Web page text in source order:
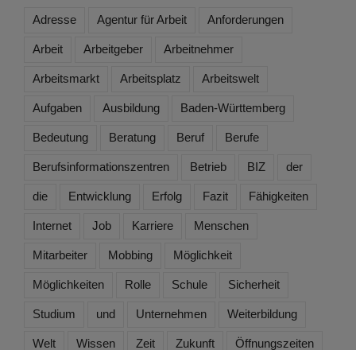
Adresse Agentur für Arbeit Anforderungen
Arbeit Arbeitgeber Arbeitnehmer
Arbeitsmarkt Arbeitsplatz Arbeitswelt
Aufgaben Ausbildung Baden-Württemberg
Bedeutung Beratung Beruf Berufe
Berufsinformationszentren Betrieb BIZ der
die Entwicklung Erfolg Fazit Fähigkeiten
Internet Job Karriere Menschen
Mitarbeiter Mobbing Möglichkeit
Möglichkeiten Rolle Schule Sicherheit
Studium und Unternehmen Weiterbildung
Welt Wissen Zeit Zukunft Öffnungszeiten